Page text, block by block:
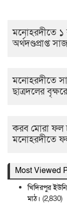
মনোহরদীতে ১
অর্থদণ্ডপ্রাপ্ত
মনোহরদীতে
ছাত্রদলের
করব মোরা ফল
মনোহরদীতে
Most Viewed
খিদিরপুর
মাঠ। (2,830)